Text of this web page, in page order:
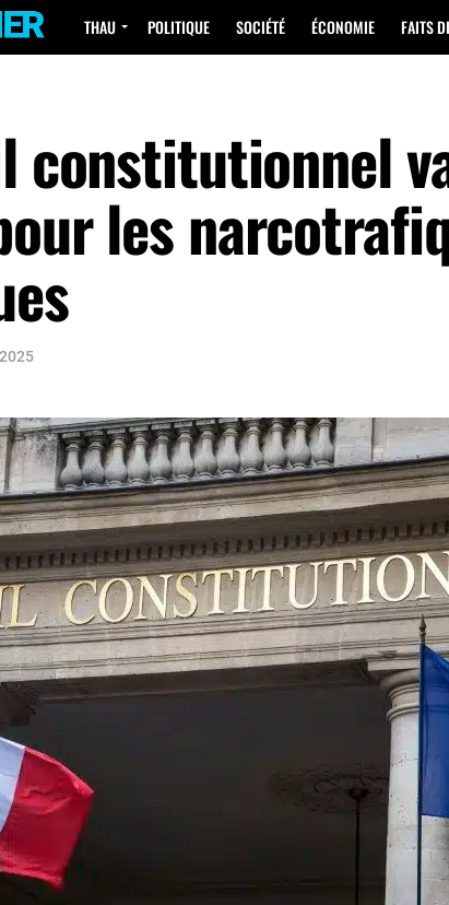
THAU POLITIQUE SOCIÉTÉ ÉCONOMIE FAITS
constitutionnel
les